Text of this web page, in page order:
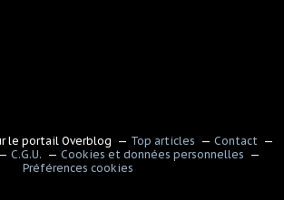
le portail Overblog Top articles
Contact
C.G.U.
Cookies et données personnelles
Préférences cookies